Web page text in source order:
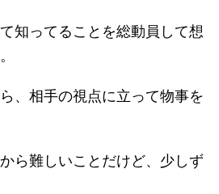
知ってることを総動員して想
、相手の視点に立って物事を
ら難しいことだけど、少しず